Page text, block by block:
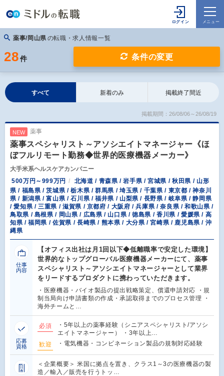
薬事/岡山県 の転職・求人情報一覧
28 件 条件の変更
すべて 新着のみ 掲載終了間近
掲載期間：26/08/06～26/08/19
NEW 薬事
薬事スペシャリスト～アソシエイトマネージャー《ほ
ぼフルリモート勤務◆世界的医療機器メーカー》
大手米系ヘルスケアカンパニー
500万円～999万円
北海道 / 青森県 / 岩手県 / 宮城県 / 秋田県 / 山形
県 / 福島県 / 茨城県 / 栃木県 / 群馬県 / 埼玉県 / 千葉県 / 東京都 / 神奈川
県 / 新潟県 / 富山県 / 石川県 / 福井県 / 山梨県 / 長野県 / 岐阜県 / 静岡県
/ 愛知県 / 三重県 / 滋賀県 / 京都府 / 大阪府 / 兵庫県 / 奈良県 / 和歌山県 /
鳥取県 / 島根県 / 岡山県 / 広島県 / 山口県 / 徳島県 / 香川県 / 愛媛県 / 高
知県 / 福岡県 / 佐賀県 / 長崎県 / 熊本県 / 大分県 / 宮崎県 / 鹿児島県 / 沖
縄県
仕事
内容
【オフィス出社は月1回以下◆低離職率で安定した環境】
世界的なトップグローバル医療機器メーカーにて、薬事
スペシャリスト～アソシエイトマネージャーとして業界
をリードするプロダクトに携わっていただきます。
・医療機器・バイオ製品の提出戦略策定、償還申請対応 ・規
制当局向け申請書類の作成・承認取得までのプロセス管理 ・
海外チームと…
応募
資格
必須
・5年以上の薬事経験（シニアスペシャリスト/アソシ
エイトマネージャー） ・3年以上…
歓迎
・電気機器・コンビネーション製品の規制対応経験
＜企業概要＞ 米国に拠点を置き、クラス1～3の医療機器の製
造／輸入／販売を行うトッ…